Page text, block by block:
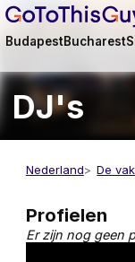
BudapestBucharest
DJ's
Nederland De
Profielen
Er zijn nog geen